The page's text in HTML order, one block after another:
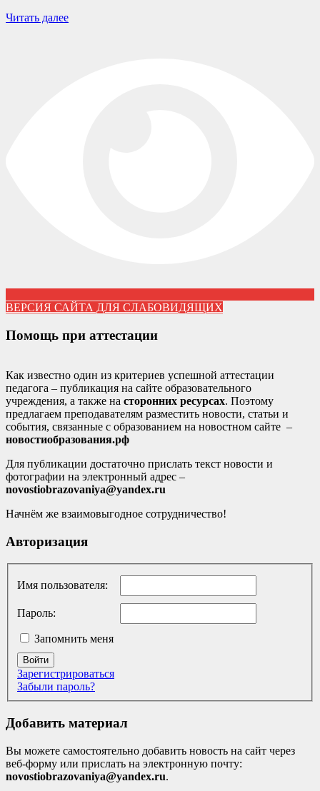
Читать далее
ВЕРСИЯ САЙТА ДЛЯ СЛАБОВИДЯЩИХ
Помощь при аттестации
Как известно один из критериев успешной аттестации
педагога – публикация на сайте образовательного
учреждения, а также на сторонних ресурсах. Поэтому
предлагаем преподавателям разместить новости, статьи и
события, связанные с образованием на новостном сайте –
новостиобразования.рф
Для публикации достаточно прислать текст новости и
фотографии на электронный адрес –
novostiobrazovaniya@yandex.ru
Начнём же взаимовыгодное сотрудничество!
Авторизация
Имя пользователя:
Пароль:
Запомнить меня
Войти
Зарегистрироваться
Забыли пароль?
Добавить материал
Вы можете самостоятельно добавить новость на сайт через
веб-форму или прислать на электронную почту:
novostiobrazovaniya@yandex.ru.